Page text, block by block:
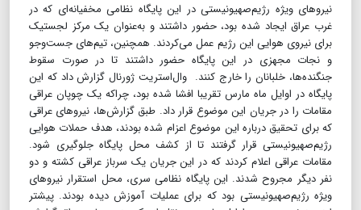
نیروهای ویژه رژیم‌صهیونیستی در این پایگاه نظامی مخفیانه‌ای که در
غرب عراق ایجاد شده بود، حضور داشتند و به‌عنوان یک مرکز لجستیک
برای نیروی هوایی این رژیم عمل می‌کردند. همچنین، تیم‌های جست‌وجو
و نجات مجهزی در این پایگاه حضور داشتند تا در صورت سقوط
جنگنده‌ها، خلبانان را خارج کنند. وال‌استریت ژورنال گزارش داد که این
پایگاه در اوایل ماه مارس تقریبا افشا شده بود، چراکه یک چوپان عراقی
مقامات را در جریان این موضوع قرار داد. طبق گزارش‌ها، نیروهای عراقی
که برای تحقیق درباره این موضوع اعزام شده بودند، هدف حملات هوایی
رژیم‌صهیونیستی قرار گرفتند تا از کشف محل پایگاه جلوگیری شود.
مقامات عراقی اعلام کردند که در این جریان یک سرباز عراقی کشته و دو
نفر دیگر مجروح شدند. این پایگاه نظامی سری، محل استقرار نیروهای
ویژه رژیم‌صهیونیستی بود که برای عملیات آموزش دیده‌ بودند. پیش‎تر